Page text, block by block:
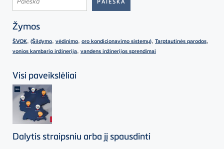
Žymos
ŠVOK, (Šildymo, vėdinimo, oro kondicionavimo sistemų), Tarptautinės parodos,
vonios kambario inžinerija, vandens inžinerijos sprendimai
Visi paveikslėliai
Dalytis straipsniu arba jį spausdinti